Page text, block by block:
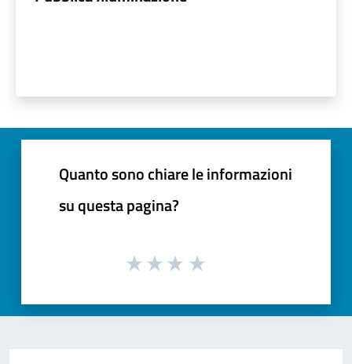
Quanto sono chiare le informazioni
su questa pagina?